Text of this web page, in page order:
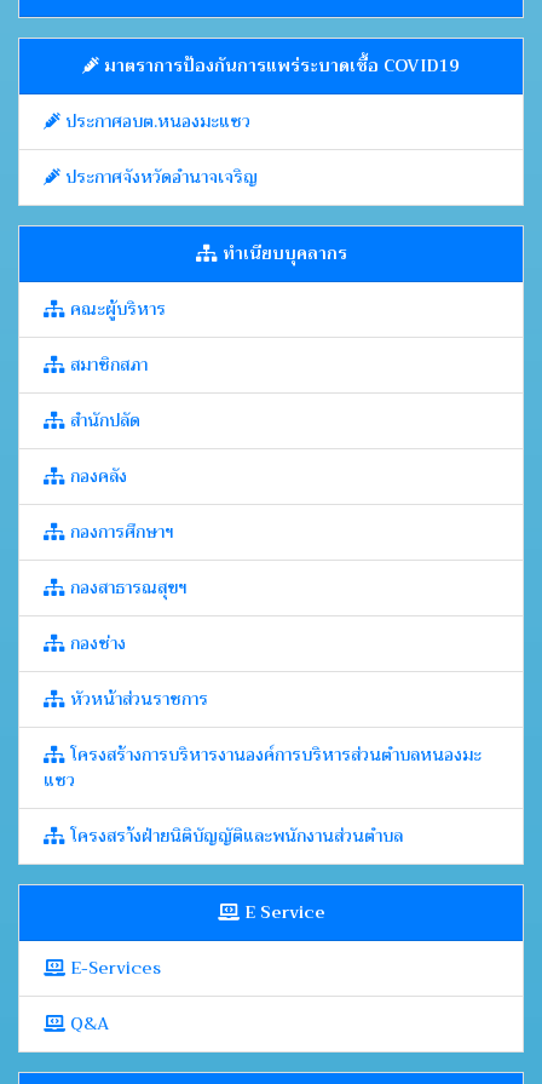
มาตราการป้องกันการแพร่ระบาดเชื้อ COVID19
ประกาศอบต.หนองมะแซว
ประกาศจังหวัดอำนาจเจริญ
ทำเนียบบุคลากร
คณะผู้บริหาร
สมาชิกสภา
สำนักปลัด
กองคลัง
กองการศึกษาฯ
กองสาธารณสุขฯ
กองช่าง
หัวหน้าส่วนราชการ
โครงสร้างการบริหารงานองค์การบริหารส่วนตำบลหนองมะ
แซว
โครงสรา้งฝ่ายนิติบัญญัติและพนักงานส่วนตำบล
E Service
E-Services
Q&A